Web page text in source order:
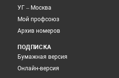
УГ – Москва
Мой профсоюз
Архив номеров
ПОДПИСКА
Бумажная версия
Онлайн-версия